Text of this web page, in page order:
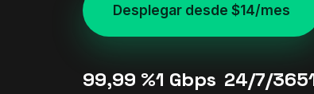
Desplegar desde $14/mes
99,99 %1 Gbps 24/7/365